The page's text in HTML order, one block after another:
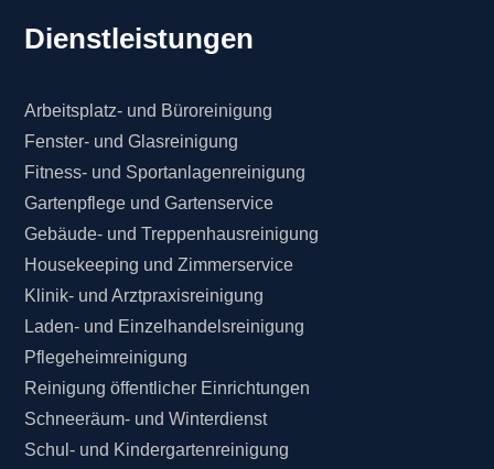
Dienstleistungen
Arbeitsplatz- und Büroreinigung
Fenster- und Glasreinigung
Fitness- und Sportanlagenreinigung
Gartenpflege und Gartenservice
Gebäude- und Treppenhausreinigung
Housekeeping und Zimmerservice
Klinik- und Arztpraxisreinigung
Laden- und Einzelhandelsreinigung
Pflegeheimreinigung
Reinigung öffentlicher Einrichtungen
Schneeräum- und Winterdienst
Schul- und Kindergartenreinigung